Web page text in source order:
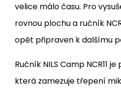
velice málo času. Pro
rovnou plochu a ručník
opět připraven k dalšímu
Ručník NILS Camp NCR11
která zamezuje třepení